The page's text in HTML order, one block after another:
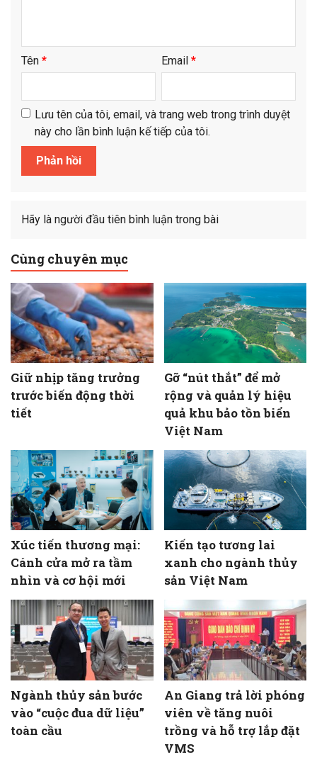
Tên * Email *
Lưu tên của tôi, email, và trang web trong trình duyệt
này cho lần bình luận kế tiếp của tôi.
Hãy là người đầu tiên bình luận trong bài
Cùng chuyên mục
Giữ nhịp tăng trưởng
trước biến động thời
tiết
Gỡ “nút thắt” để mở
rộng và quản lý hiệu
quả khu bảo tồn biển
Việt Nam
Xúc tiến thương mại:
Cánh cửa mở ra tầm
nhìn và cơ hội mới
Kiến tạo tương lai
xanh cho ngành thủy
sản Việt Nam
Ngành thủy sản bước
vào “cuộc đua dữ liệu”
toàn cầu
An Giang trả lời phóng
viên về tăng nuôi
trồng và hỗ trợ lắp đặt
VMS